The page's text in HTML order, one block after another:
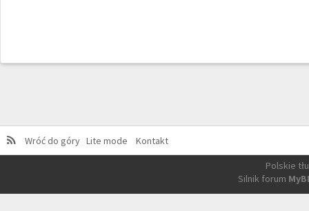
Wróć do góry Lite mode
Kontakt
Polskie
Silnik forum